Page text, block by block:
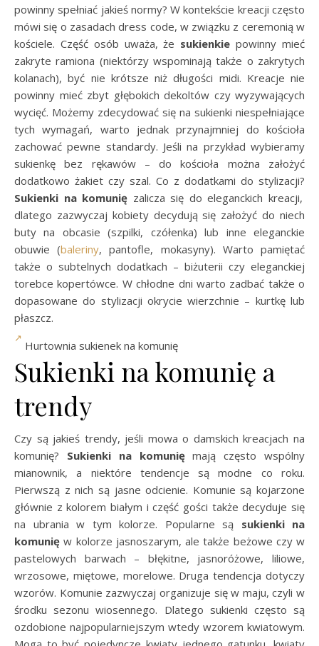
powinny spełniać jakieś normy? W kontekście kreacji często
mówi się o zasadach dress code, w związku z ceremonią w
kościele. Część osób uważa, że sukienkie powinny mieć
zakryte ramiona (niektórzy wspominają także o zakrytych
kolanach), być nie krótsze niż długości midi. Kreacje nie
powinny mieć zbyt głębokich dekoltów czy wyzywających
wycięć. Możemy zdecydować się na sukienki niespełniające
tych wymagań, warto jednak przynajmniej do kościoła
zachować pewne standardy. Jeśli na przykład wybieramy
sukienkę bez rękawów – do kościoła można założyć
dodatkowo żakiet czy szal. Co z dodatkami do stylizacji?
Sukienki na komunię zalicza się do eleganckich kreacji,
dlatego zazwyczaj kobiety decydują się założyć do niech
buty na obcasie (szpilki, czółenka) lub inne eleganckie
obuwie (baleriny, pantofle, mokasyny). Warto pamiętać
także o subtelnych dodatkach – biżuterii czy eleganckiej
torebce kopertówce. W chłodne dni warto zadbać także o
dopasowane do stylizacji okrycie wierzchnie – kurtkę lub
płaszcz.
Hurtownia sukienek na komunię
Sukienki na komunię a
trendy
Czy są jakieś trendy, jeśli mowa o damskich kreacjach na
komunię? Sukienki na komunięmają często wspólny
mianownik, a niektóre tendencje są modne co roku.
Pierwszą z nich są jasne odcienie. Komunie są kojarzone
głównie z kolorem białym i część gości także decyduje się
na ubrania w tym kolorze. Popularne są sukienki na
komunię w kolorze jasnoszarym, ale także beżowe czy w
pastelowych barwach – błękitne, jasnoróżowe, liliowe,
wrzosowe, miętowe, morelowe. Druga tendencja dotyczy
wzorów. Komunie zazwyczaj organizuje się w maju, czyli w
środku sezonu wiosennego. Dlatego sukienki często są
ozdobione najpopularniejszym wtedy wzorem kwiatowym.